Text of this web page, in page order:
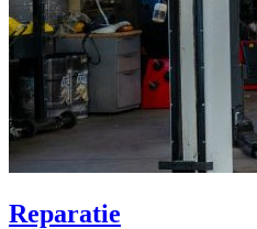
Reparatie